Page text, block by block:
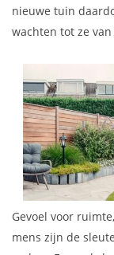
nieuwe tuin
wachten tot ze
Gevoel voor
mens zijn de